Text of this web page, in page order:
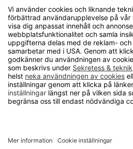
OM RUNELANDHS
Om Runelandhs
Köpvillkor
Därför ska du välja oss
Lediga jobb
Kvalitets- och miljöpolicy